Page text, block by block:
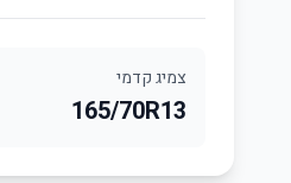
צמיג קדמי
165/70R13